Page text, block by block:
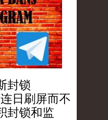
封锁
日刷屏而不
封锁和监